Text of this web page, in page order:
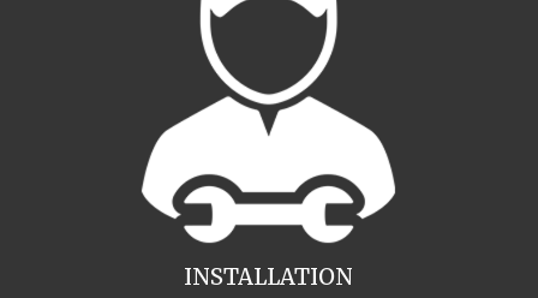
INSTALLATION